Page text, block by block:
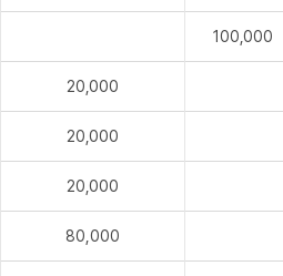
100,000
20,000
20,000
20,000
80,000